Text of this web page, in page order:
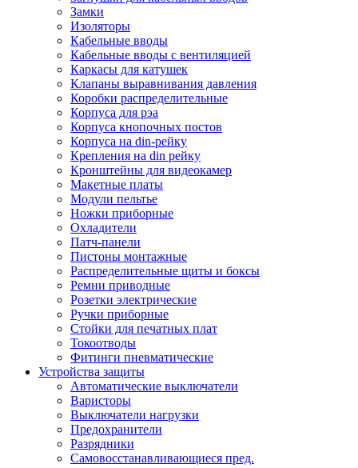
Замки
Изоляторы
Кабельные вводы
Кабельные вводы с вентиляцией
Каркасы для катушек
Клапаны выравнивания давления
Коробки распределительные
Корпуса для рэа
Корпуса кнопочных постов
Корпуса на din-рейку
Крепления на din рейку
Кронштейны для видеокамер
Макетные платы
Модули пельтье
Ножки приборные
Охладители
Патч-панели
Пистоны монтажные
Распределительные щиты и боксы
Ремни приводные
Розетки электрические
Ручки приборные
Стойки для печатных плат
Токоотводы
Фитинги пневматические
Устройства защиты
Автоматические выключатели
Варисторы
Выключатели нагрузки
Предохранители
Разрядники
Самовосстанавливающиеся пред.